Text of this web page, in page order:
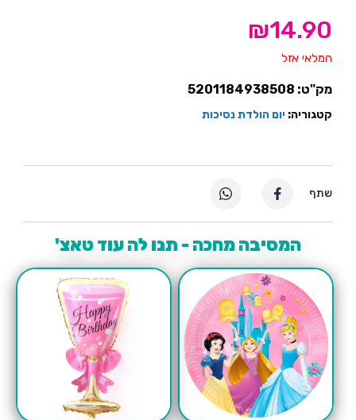
₪14.90
המלאי אזל
מק"ט: 5201184938508
קטגוריה: יום הולדת נסיכות
המסיבה מחכה - תנו לה עוד טאצ'
שתף